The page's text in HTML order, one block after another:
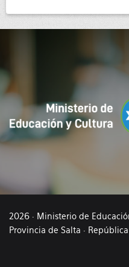
2026 · Ministerio de
Provincia de Salta ·